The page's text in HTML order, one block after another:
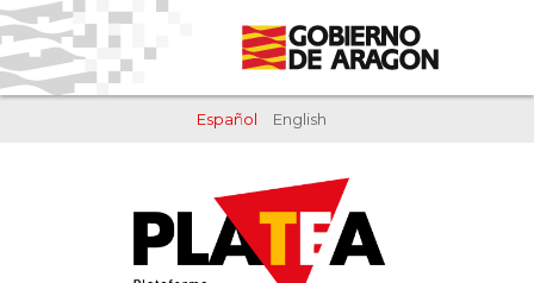
Saltar
al
contenido
Saltar
al
pie
Español English